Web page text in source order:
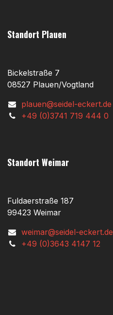
Standort Plauen
Bickelstraße 7
08527 Plauen/Vogtland
plauen@seidel-eckert.de
+49 (0)3741 719 444 0
Standort Weimar
Fuldaerstraße 187
99423 Weimar
weimar@seidel-eckert.de
+49 (0)3643 4147 12